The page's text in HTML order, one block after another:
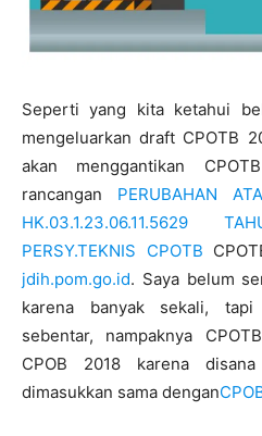
Seperti yang kita ketahui
mengeluarkan draft CPOTB
akan menggantikan
rancangan PERUBAHAN
HK.03.1.23.06.11.5629
PERSY.TEKNIS CPOTB
jdih.pom.go.id. Saya belum
karena banyak sekali,
sebentar, nampaknya
CPOB 2018 karena
dimasukkan sama dengan